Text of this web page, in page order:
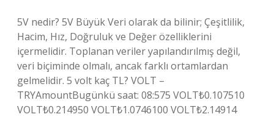
5V nedir? 5V Büyük Veri olarak da bilinir; Çeşitlilik,
Hacim, Hız, Doğruluk ve Değer özelliklerini
içermelidir. Toplanan veriler yapılandırılmış değil,
veri biçiminde olmalı, ancak farklı ortamlardan
gelmelidir. 5 volt kaç TL? VOLT –
TRYAmountBugünkü saat: 08:575 VOLT₺0.107510
VOLT₺0.214950 VOLT₺1.0746100 VOLT₺2.14914